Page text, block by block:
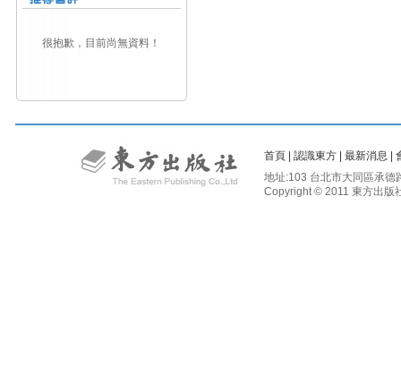
很抱歉，目前尚無資料！
首頁 認識東方 最新消息
地址:103 台北市大同區承
Copyright © 2011 東方出版